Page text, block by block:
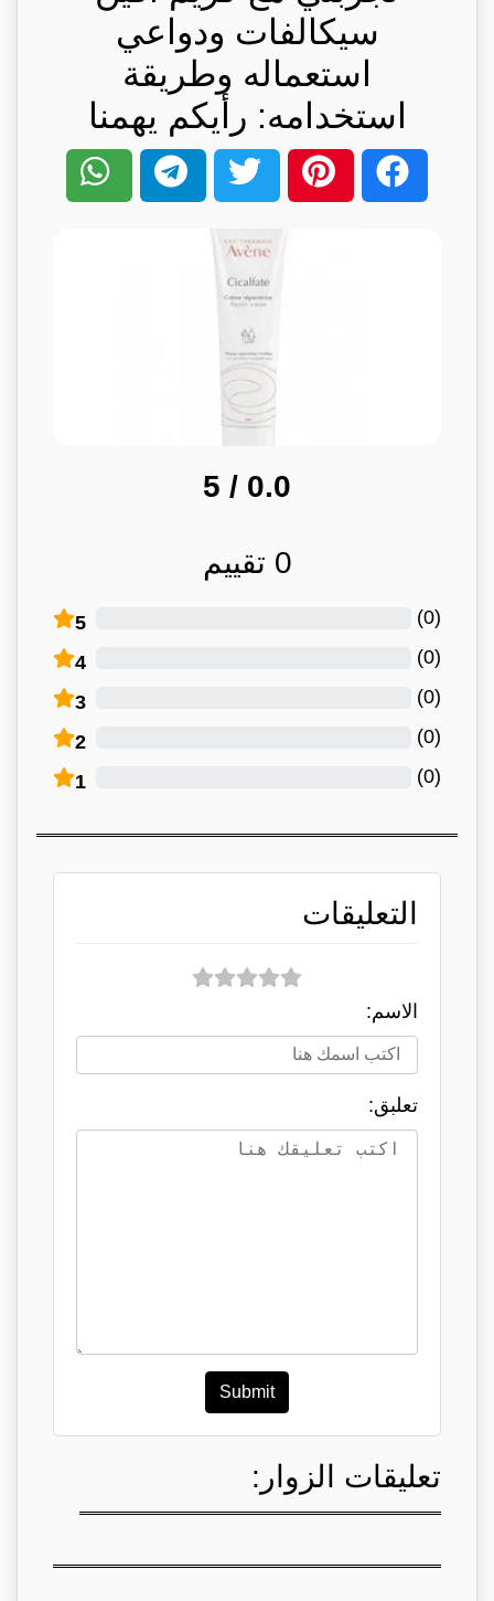
سيكالفات ودواعي
استعماله وطريقة
استخدامه: رأيكم يهمنا
0.0
/ 5
0 تقييم
5 (
0
)
4 (
0
)
3 (
0
)
2 (
0
)
1 (
0
)
التعليقات
الاسم:
تعلبق:
Submit
تعليقات الزوار: